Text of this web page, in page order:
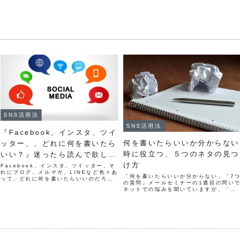
SNS活用法
『Facebook、インスタ、ツイ
ッター、、どれに何を書いたら
いい？』迷ったら読んで欲しい
使い方
Facebook、インスタ、ツイッター、そ
れにブログ、メルマガ、LINEなど色々あ
って、どれに何を書いたらいいのだろ
SNS活用法
何を書いたらいいか分からない
時に役立つ、５つのネタの見つ
け方
「何を書いたらいいか分からない」「7つ
の質問」メールセミナーの1通目の問いで
ネットでの悩みを聞いていますが、「何